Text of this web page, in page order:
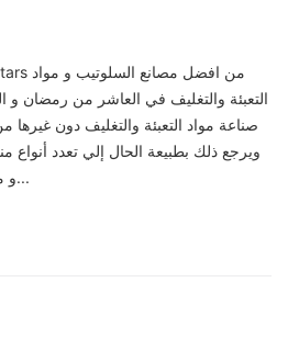
التعبئة والتغليف في العاشر من رمضان و
صناعة مواد التعبئة والتغليف دون غيرها
ويرجع ذلك بطبيعة الحال إلي تعدد أنواع
و مواصفات مختلفة طبقا للغرض...